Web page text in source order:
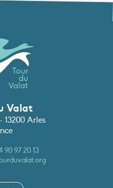
Valat
13200 Arles
90 97 20 13